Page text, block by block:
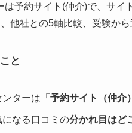
は予約サイト(仲介)で、サ
他社との5軸比較、受験か
と
ターは 「予約サイト（仲介
なる口コミの分かれ目はど